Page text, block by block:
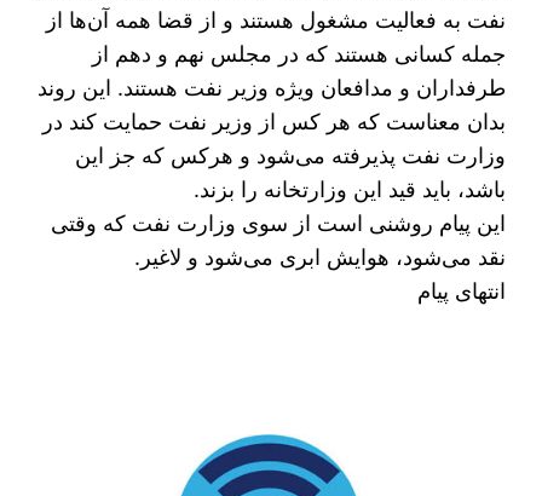
نفت به فعالیت مشغول هستند و از قضا همه آن‌ها از
جمله کسانی هستند که در مجلس نهم و دهم از
طرفداران و مدافعان ویژه وزیر نفت هستند. این روند
بدان معناست که هر کس از وزیر نفت حمایت کند در
وزارت نفت پذیرفته می‌شود و هرکس که جز این
باشد، باید قید این وزارتخانه را بزند.
این پیام روشنی است از سوی وزارت نفت که وقتی
نقد می‌شود، هوایش ابری می‌شود و لاغیر.
انتهای پیام